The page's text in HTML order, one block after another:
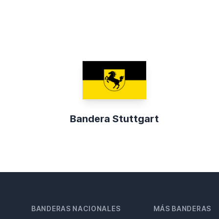
Bandera Stuttgart
BANDERAS NACIONALES MÁS BANDERAS